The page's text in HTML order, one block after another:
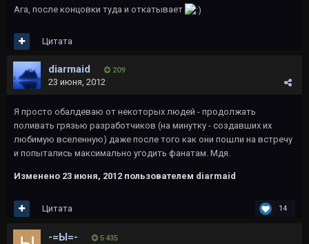
Ага, после концовки туда и откатывает
Цитата
diarmaid 209
23 июня, 2012
Я просто обалдеваю от некоторых людей - продолжать
поливать грязью разработчиков (на минутку - создавших их
любимую вселенную) даже после того как они пошли на встречу
и попытались максимально угодить фанатам. Мдя.
Изменено 23 июня, 2012 пользователем diarmaid
14
Цитата
-=Ы=- 5 435